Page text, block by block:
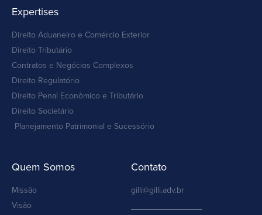
Expertises
Direito Aduaneiro e Comércio Exterior
Direito Tributário
Contratos e Negócios Complexos
Direito Regulatório
Direito Penal Econômico e Tributário
Direito Societário
Planejamento Patrimonial e Sucessório
Quem Somos
Missão
Visão
Contato
gilli@gilli.adv.br